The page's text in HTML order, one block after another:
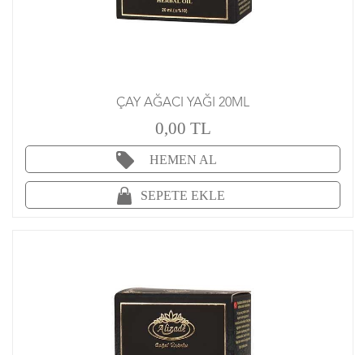
ÇAY AĞACI YAĞI 20ML
0,00 TL
HEMEN AL
SEPETE EKLE